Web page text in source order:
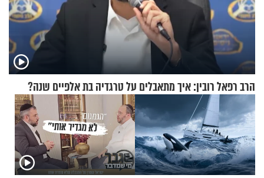
הרב רפאל רובין: איך מתאבלים על טרגדיה בת אלפיים שנה?